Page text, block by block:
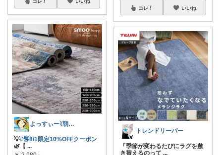
よっすぃー⌇朝コレ☀楽しい暮らし😇
💡#🉐8/1限定10%OFFクーポン
🌿【 ...
コレ いいね
トレンドリーバー
「季節が変わるたびにラグを敷
き替えるのって ...